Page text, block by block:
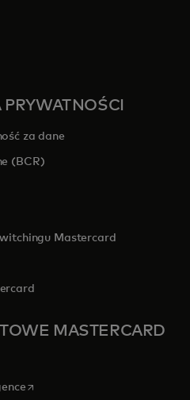
a new tab
za dane
(BCR)
in a new tab
Mastercard
MASTERCARD
tab
opens in a new tab